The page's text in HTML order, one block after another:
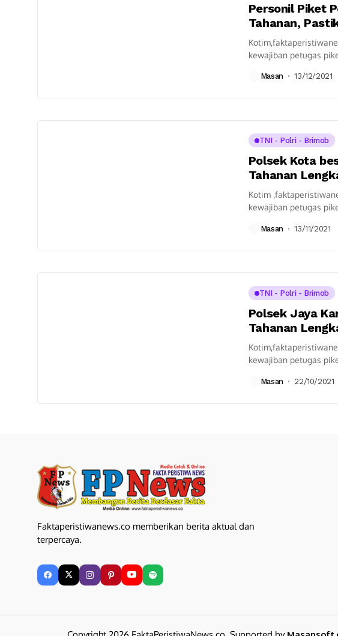
Personil Piket
Tahanan,
kewajiban petugas
Masan 13/12/2021
TNI - Polri - Brimob
Polsek Kota
Tahanan
Kotim
kewajiban petugas
Masan 13/11/2021
TNI - Polri - Brimob
Polsek Jaya
Tahanan
kewajiban petugas
Masan 22/10/2021
Faktaperistiwanews.co memberikan berita aktual dan
terpercaya.